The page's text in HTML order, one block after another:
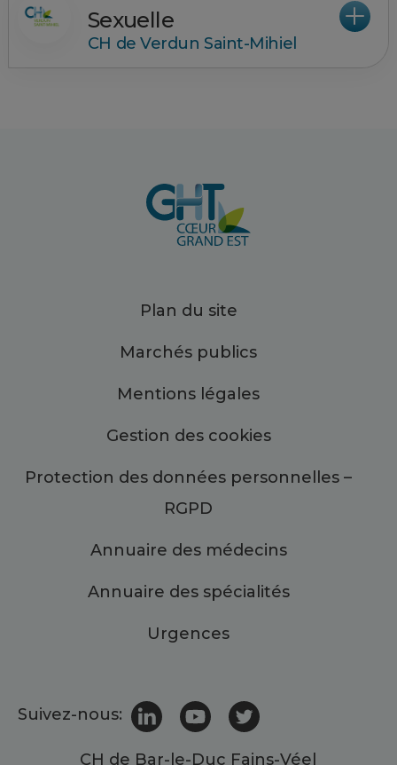
Sexuelle
CH de Verdun Saint-Mihiel
Plan du site
Marchés publics
Mentions légales
Gestion des cookies
Protection des données personnelles –
RGPD
Annuaire des médecins
Annuaire des spécialités
Urgences
Suivez-nous:
CH de Bar-le-Duc Fains-Véel